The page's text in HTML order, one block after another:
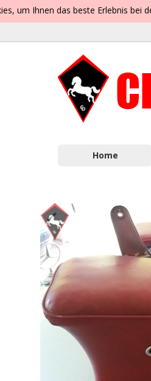
um Ihnen das beste Erlebnis
Home